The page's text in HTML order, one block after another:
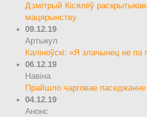
Дзмітрый Кісялёў
мацярынству
09.12.19
Артыкул
Каліноўскі: «Я злачынец не па
06.12.19
Навіна
Прайшло чарговае
04.12.19
Анонс